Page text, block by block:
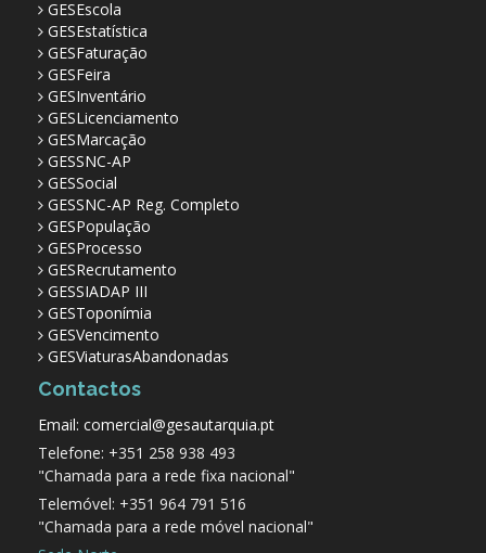
GESEscola
GESEstatística
GESFaturação
GESFeira
GESInventário
GESLicenciamento
GESMarcação
GESSNC-AP
GESSocial
GESSNC-AP Reg. Completo
GESPopulação
GESProcesso
GESRecrutamento
GESSIADAP III
GESToponímia
GESVencimento
GESViaturasAbandonadas
Contactos
Email: comercial@gesautarquia.pt
Telefone: +351 258 938 493
"Chamada para a rede fixa nacional"
Telemóvel: +351 964 791 516
"Chamada para a rede móvel nacional"